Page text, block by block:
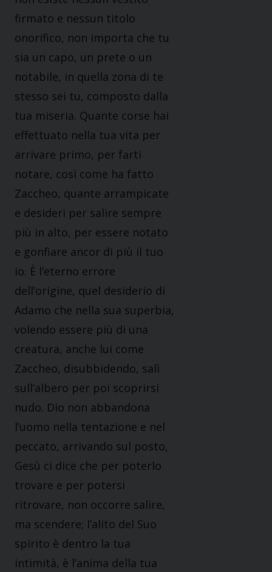
firmato e nessun titolo
onorifico, non importa che tu
sia un capo, un prete o un
notabile, in quella zona di te
stesso sei tu, composto dalla
tua miseria. Quante corse hai
effettuato nella tua vita per
arrivare primo, per farti
notare, così come ha fatto
Zaccheo, quante arrampicate
e desideri per salire sempre
più in alto, per essere notato
e gonfiare ancor di più il tuo
io. È l’eterno errore
dell’origine, quel desiderio di
Adamo che nella sua superbia,
volendo essere più di una
creatura, anche lui come
Zaccheo, disubbidendo, salì
sull’albero per poi scoprirsi
nudo. Dio non abbandona
l’uomo nella tentazione e nel
peccato, arrivando sul posto,
Gesù ci dice che per poterlo
trovare e per potersi
ritrovare, non occorre salire,
ma scendere; l’alito del Suo
spirito è dentro la tua
intimità, è l’anima della tua